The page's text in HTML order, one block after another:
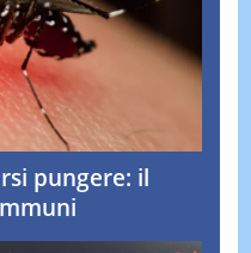
pungere: il